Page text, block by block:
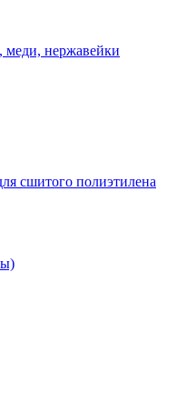
меди, нержавейки
сшитого полиэтилена